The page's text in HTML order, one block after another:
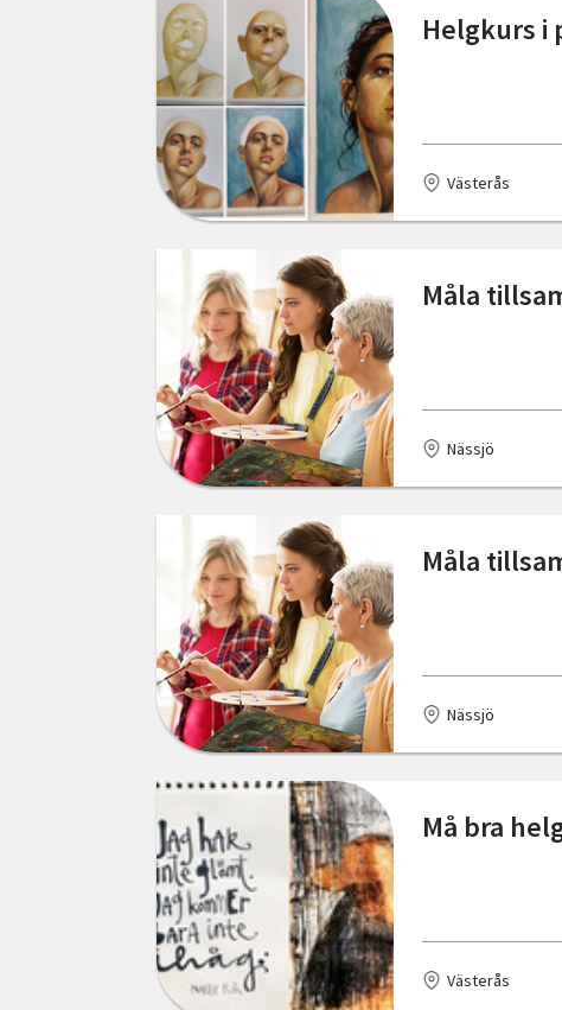
Simrishamn
Skellefteå
Skultuna
Skurup
Smedjebacken
Stenungsund
Stockholm
Tingsryd
Trelleborg
Uppsala
Varberg
Vilhelmina
Västervik
Västerås
Växjö
Åskloster
Älmhult
Örebro
Helgkurs i
Västerås
Måla
Nässjö
Måla
Nässjö
Må bra
Västerås